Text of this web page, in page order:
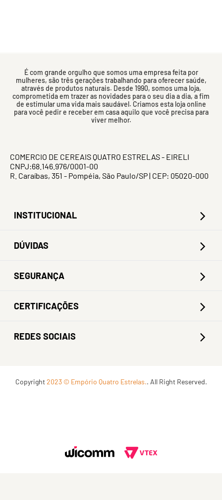
É com grande orgulho que somos uma empresa feita por
mulheres, são três gerações trabalhando para oferecer saúde,
através de produtos naturais. Desde 1990, somos uma loja,
comprometida em trazer as novidades para o seu dia a dia, a fim
de estimular uma vida mais saudável. Criamos esta loja online
para você pedir e receber em casa aquilo que você precisa para
viver melhor.
COMERCIO DE CEREAIS QUATRO ESTRELAS - EIRELI
CNPJ:68.146.976/0001-00
R. Caraíbas, 351 - Pompéia, São Paulo/SP | CEP: 05020-000
INSTITUCIONAL
DÚVIDAS
SEGURANÇA
CERTIFICAÇÕES
REDES SOCIAIS
Copyright2023 © Empório Quatro Estrelas.. All Right Reserved.